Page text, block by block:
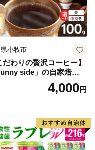
小牧市
だわりの贅沢コーヒー】
side」の自家焙煎珈
ニーブレンド（100g）
4,000円